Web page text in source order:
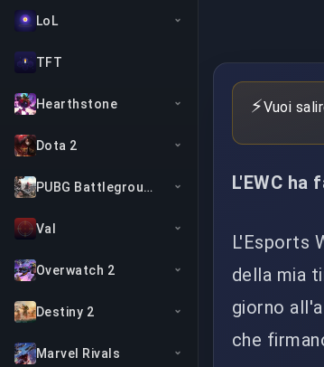
LoL
TFT
Hearthstone
Dota 2
PUBG Battlegrounds
Val
Overwatch 2
Destiny 2
Marvel Rivals
⚡Vuoi
L'EWC
L'Esports
della mia
giorno
che